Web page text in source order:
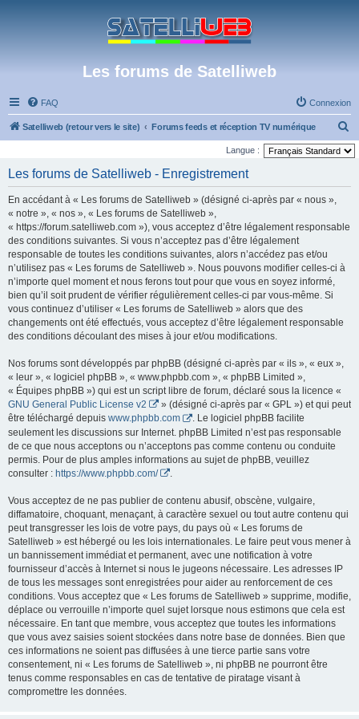
Les forums de Satelliweb
FAQ Connexion
Satelliweb (retour vers le site) Forums feeds et réception TV numérique
e
Langue :
Les forums de Satelliweb - Enregistrement
En accédant à « Les forums de Satelliweb » (désigné ci-après par « nous »,
« notre », « nos », « Les forums de Satelliweb »,
« https://forum.satelliweb.com »), vous acceptez d’être légalement responsable
des conditions suivantes. Si vous n’acceptez pas d’être légalement
responsable de toutes les conditions suivantes, alors n’accédez pas et/ou
n’utilisez pas « Les forums de Satelliweb ». Nous pouvons modifier celles-ci à
n’importe quel moment et nous ferons tout pour que vous en soyez informé,
bien qu’il soit prudent de vérifier régulièrement celles-ci par vous-même. Si
vous continuez d’utiliser « Les forums de Satelliweb » alors que des
changements ont été effectués, vous acceptez d’être légalement responsable
des conditions découlant des mises à jour et/ou modifications.
Nos forums sont développés par phpBB (désigné ci-après par « ils », « eux »,
« leur », « logiciel phpBB », « www.phpbb.com », « phpBB Limited »,
« Équipes phpBB ») qui est un script libre de forum, déclaré sous la licence «
GNU General Public License v2
» (désigné ci-après par « GPL ») et qui peut
être téléchargé depuis www.phpbb.com
. Le logiciel phpBB facilite
seulement les discussions sur Internet. phpBB Limited n’est pas responsable
de ce que nous acceptons ou n’acceptons pas comme contenu ou conduite
permis. Pour de plus amples informations au sujet de phpBB, veuillez
consulter : https://www.phpbb.com/
Vous acceptez de ne pas publier de contenu abusif, obscène, vulgaire,
diffamatoire, choquant, menaçant, à caractère sexuel ou tout autre contenu qui
peut transgresser les lois de votre pays, du pays où « Les forums de
Satelliweb » est hébergé ou les lois internationales. Le faire peut vous mener à
un bannissement immédiat et permanent, avec une notification à votre
fournisseur d’accès à Internet si nous le jugeons nécessaire. Les adresses IP
de tous les messages sont enregistrées pour aider au renforcement de ces
conditions. Vous acceptez que « Les forums de Satelliweb » supprime, modifie,
déplace ou verrouille n’importe quel sujet lorsque nous estimons que cela est
nécessaire. En tant que membre, vous acceptez que toutes les informations
que vous avez saisies soient stockées dans notre base de données. Bien que
ces informations ne soient pas diffusées à une tierce partie sans votre
consentement, ni « Les forums de Satelliweb », ni phpBB ne pourront être
tenus comme responsables en cas de tentative de piratage visant à
compromettre les données.